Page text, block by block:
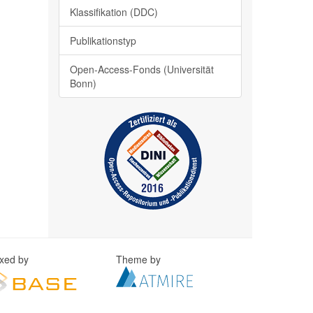
Klassifikation (DDC)
Publikationstyp
Open-Access-Fonds (Universität
Bonn)
by Theme by